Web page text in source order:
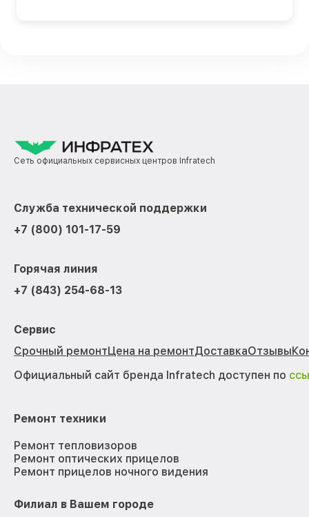
Сеть официальных сервисных центров Infratech
Служба технической поддержки
+7 (800) 101-17-59
Горячая линия
+7 (843) 254-68-13
Сервис
Срочный ремонтЦена на ремонтДоставкаОтзывы
Официальный сайт бренда Infratech доступен по
Ремонт техники
Ремонт тепловизоров
Ремонт оптических прицелов
Ремонт прицелов ночного видения
Филиал в Вашем городе